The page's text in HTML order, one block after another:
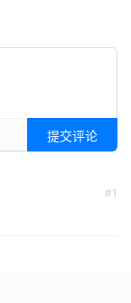
提交评论
#1